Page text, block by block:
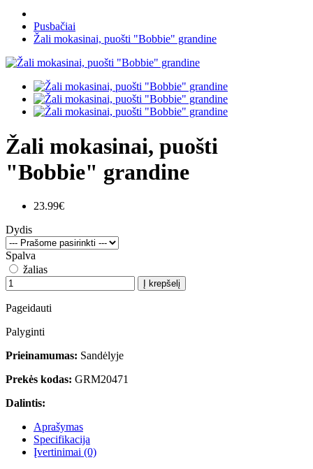
Pusbačiai
Žali mokasinai, puošti "Bobbie" grandine
Žali mokasinai, puošti
"Bobbie" grandine
23.99€
Dydis
Spalva
žalias
Į krepšelį
Pageidauti
Palyginti
Prieinamumas: Sandėlyje
Prekės kodas: GRM20471
Dalintis:
Aprašymas
Specifikacija
Įvertinimai (0)